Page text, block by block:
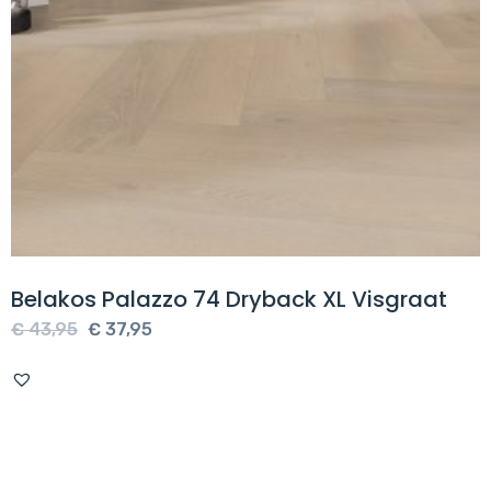
Belakos Palazzo 74 Dryback XL Visgraat
€43,95 Oorspronkelijke
€ 37,95